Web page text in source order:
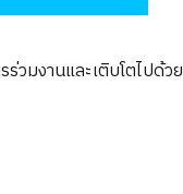
วมงานและเติบโตไปด้วย